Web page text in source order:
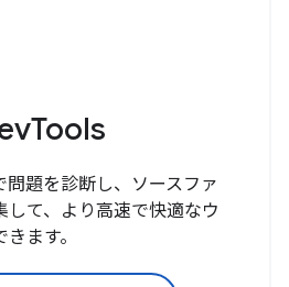
題を診断し、ソースファ
して、より高速で快適なウ
ます。